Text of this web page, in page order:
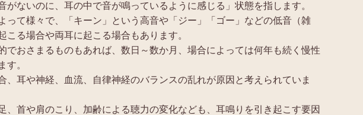
がないのに、耳の中で音が鳴っているように感じる」状態を指します。
って様々で、「キーン」という高音や「ジー」「ゴー」などの低音（雑
こる場合や両耳に起こる場合もあります。
でおさまるものもあれば、数日～数か月、場合によっては何年も続く慢性
す。
、耳や神経、血流、自律神経のバランスの乱れが原因と考えられていま
、首や肩のこり、加齢による聴力の変化なども、耳鳴りを引き起こす要因